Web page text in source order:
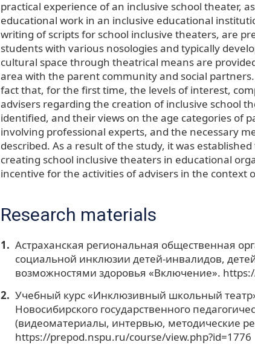
practical experience of an inclusive school theater,
educational work in an inclusive educational
writing of scripts for school inclusive theaters, are
students with various nosologies and typically
cultural space through theatrical means are
area with the parent community and social
fact that, for the first time, the levels of interest,
advisers regarding the creation of inclusive school
identified, and their views on the age categories of
involving professional experts, and the necessary
described. As a result of the study, it was
creating school inclusive theaters in educational
incentive for the activities of advisers in the context
Research materials
Астраханская региональная общественная
социальной инклюзии детей-инвалидов,
возможностями здоровья «Включение».
Учебный курс «Инклюзивный школьный
Новосибирского государственного
(видеоматериалы, интервью, методические
https://prepod.nspu.ru/course/view.php?id=1776